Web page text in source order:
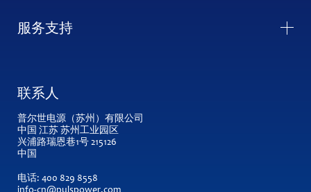
服务支持
联系人
普尔世电源（苏州）有限公司
中国 江苏 苏州工业园区
兴浦路瑞恩巷1号 215126
中国
电话: 400 829 8558